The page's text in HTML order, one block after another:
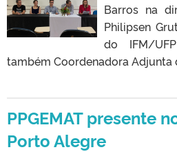
Barros na
Philipsen
do IFM/
também Coordenadora Adjunta
PPGEMAT presente
Porto Alegre